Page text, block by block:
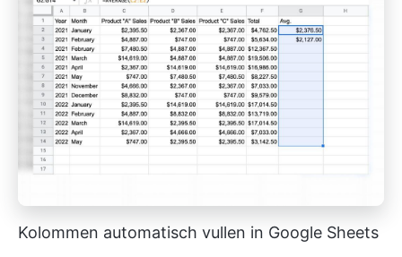
Kolommen automatisch vullen in Google Sheets